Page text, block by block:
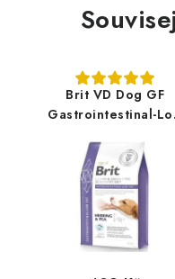
Brit VD Dog GF
Gastrointestinal-